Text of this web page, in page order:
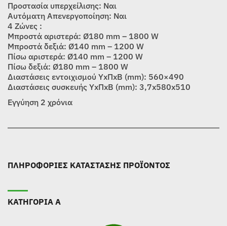
Προστασία υπερχείλισης: Ναι
Αυτόματη Απενεργοποίηση: Ναι
4 Ζώνες :
Μπροστά αριστερά: Ø180 mm – 1800 W
Μπροστά δεξιά: Ø140 mm – 1200 W
Πίσω αριστερά: Ø140 mm – 1200 W
Πίσω δεξιά: Ø180 mm – 1800 W
Διαστάσεις εντοιχισμού ΥxΠxΒ (mm): 560×490
Διαστάσεις συσκευής ΥxΠxΒ (mm): 3,7x580x510
Εγγύηση 2 χρόνια
ΠΛΗΡΟΦΟΡΙΕΣ ΚΑΤΑΣΤΑΣΗΣ ΠΡΟΪΟΝΤΟΣ
ΚΑΤΗΓΟΡΙΑ Α